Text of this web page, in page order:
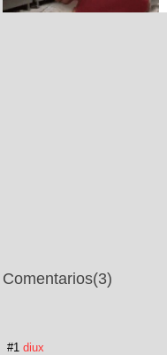
Comentarios(3)
#1 diux